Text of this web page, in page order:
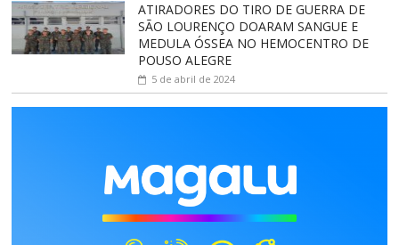
ATIRADORES DO TIRO DE GUERRA DE
SÃO LOURENÇO DOARAM SANGUE E
MEDULA ÓSSEA NO HEMOCENTRO DE
POUSO ALEGRE
5 de abril de 2024